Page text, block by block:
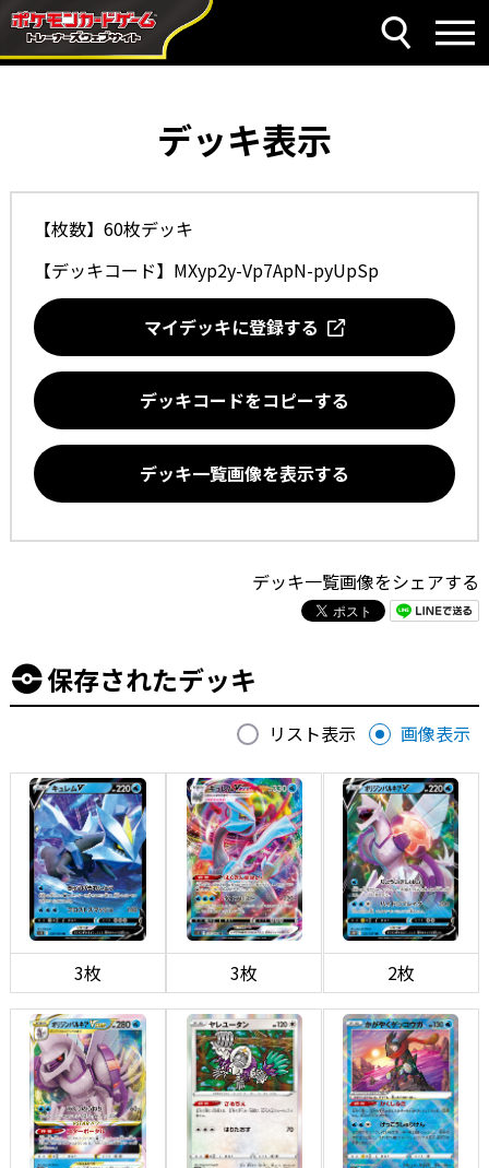
デッキ表示
【枚数】60枚デッキ
【デッキコード】 MXyp2y-Vp7ApN-pyUpSp
マイデッキに登録する
デッキコードをコピーする
デッキ一覧画像を表示する
デッキ一覧画像をシェアする
保存されたデッキ
リスト表示 画像表示
3枚 3枚 2枚